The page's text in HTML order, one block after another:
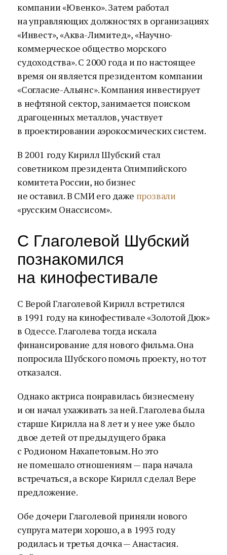
компании «Ювенко». Затем работал
на управляющих должностях в организациях
«Инвест», «Аква-Лимитед», «Научно-
коммерческое общество морского
судоходства». С 2000 года и по настоящее
время он является президентом компании
«Согласие-Альянс». Компания инвестирует
в нефтяной сектор, занимается поиском
драгоценных металлов, участвует
в проектировании аэрокосмических систем.
В 2001 году Кирилл Шубский стал
советником президента Олимпийского
комитета России, но бизнес
не оставил. В СМИ его даже прозвали
«русским Онассисом».
С Глаголевой Шубский
познакомился
на кинофестивале
С Верой Глаголевой Кирилл встретился
в 1991 году на кинофестивале «Золотой Дюк»
в Одессе. Глаголева тогда искала
финансирование для нового фильма. Она
попросила Шубского помочь проекту, но тот
отказался.
Однако актриса понравилась бизнесмену
и он начал ухаживать за ней. Глаголева была
старше Кирилла на 8 лет и у нее уже было
двое детей от предыдущего брака
с Родионом Нахапетовым. Но это
не помешало отношениям — пара начала
встречаться, а вскоре Кирилл сделал Вере
предложение.
Обе дочери Глаголевой приняли нового
супруга матери хорошо, а в 1993 году
родилась и третья дочка — Анастасия.